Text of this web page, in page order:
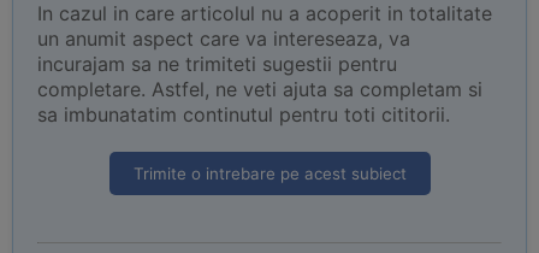
In cazul in care articolul nu a acoperit in totalitate
un anumit aspect care va intereseaza, va
incurajam sa ne trimiteti sugestii pentru
completare. Astfel, ne veti ajuta sa completam si
sa imbunatatim continutul pentru toti cititorii.
Trimite o intrebare pe acest subiect